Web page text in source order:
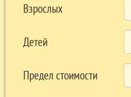
Взрослых
Детей
Предел стоимости